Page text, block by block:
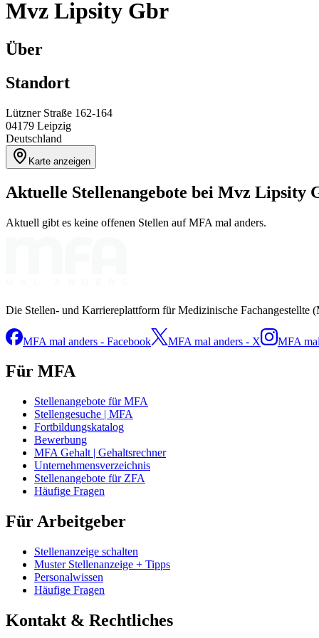
Mvz Lipsity Gbr
Über
Standort
Lützner Straße 162-164
04179 Leipzig
Deutschland
Karte anzeigen
Aktuelle Stellenangebote bei Mvz Lipsity
Aktuell gibt es keine offenen Stellen auf MFA mal anders.
Die Stellen- und Karriereplattform für Medizinische Fachangestellte
MFA mal anders - Facebook MFA mal anders - X MFA
Für MFA
Stellenangebote für MFA
Stellengesuche | MFA
Fortbildungskatalog
Bewerbung
MFA Gehalt | Gehaltsrechner
Unternehmensverzeichnis
Stellenangebote für ZFA
Häufige Fragen
Für Arbeitgeber
Stellenanzeige schalten
Muster Stellenanzeige + Tipps
Personalwissen
Häufige Fragen
Kontakt & Rechtliches